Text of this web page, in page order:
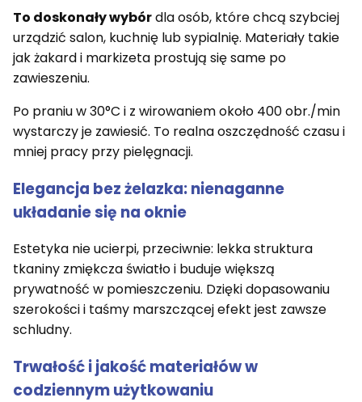
To doskonały wybórdla osób, które chcą szybciej
urządzić salon, kuchnię lub sypialnię. Materiały takie
jak żakard i markizeta prostują się same po
zawieszeniu.
Po praniu w 30°C i z wirowaniem około 400 obr./min
wystarczy je zawiesić. To realna oszczędność czasu i
mniej pracy przy pielęgnacji.
Elegancja bez żelazka: nienaganne
układanie się na oknie
Estetyka nie ucierpi, przeciwnie: lekka struktura
tkaniny zmiękcza światło i buduje większą
prywatność w pomieszczeniu. Dzięki dopasowaniu
szerokości i taśmy marszczącej efekt jest zawsze
schludny.
Trwałość i jakość materiałów w
codziennym użytkowaniu